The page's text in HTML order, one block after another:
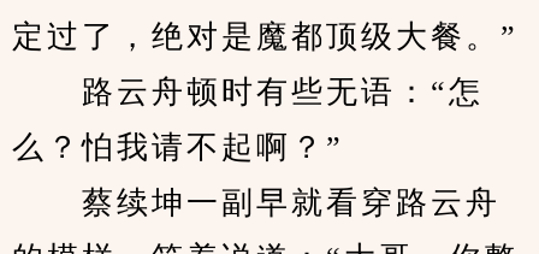
定过了，绝对是魔都顶级大餐。”
路云舟顿时有些无语：“怎
么？怕我请不起啊？”
蔡续坤一副早就看穿路云舟